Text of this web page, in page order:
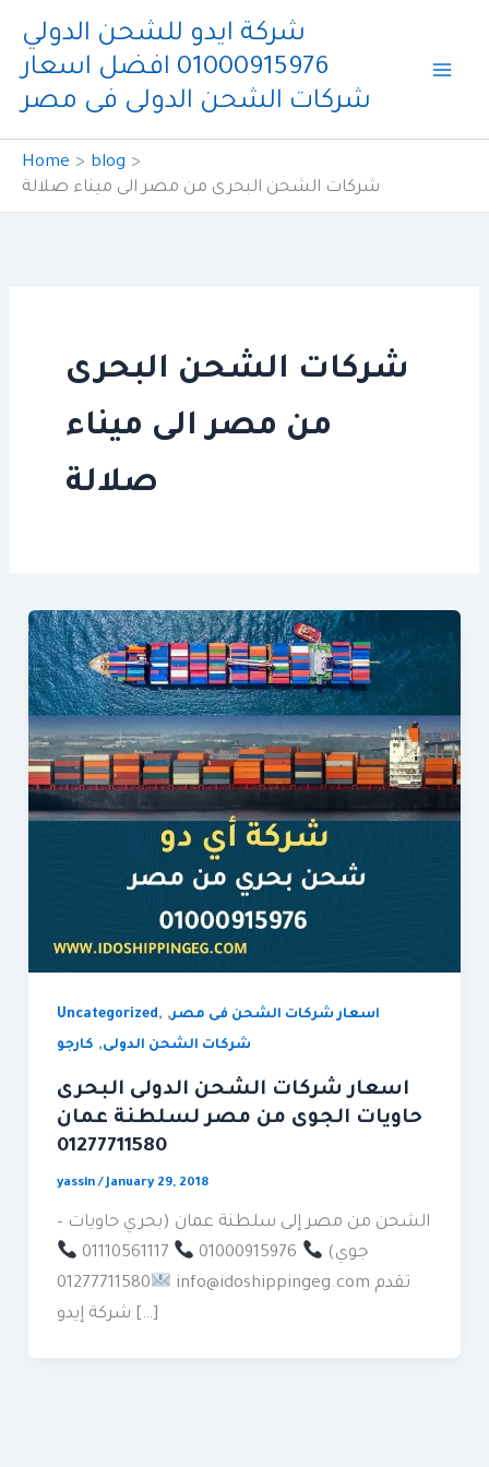
content
شركة ايدو للشحن الدولي
01000915976 افضل اسعار
شركات الشحن الدولى فى مصر
Home
blog
شركات الشحن البحرى من مصر الى ميناء صلالة
شركات الشحن البحرى
من مصر الى ميناء
صلالة
Uncategorized, اسعار شركات الشحن فى مصر,
شركات الشحن الدولى, كارجو
اسعار شركات الشحن الدولى البحرى
حاويات الجوى من مصر لسلطنة عمان
01277711580
yassin/January 29, 2018
الشحن من مصر إلى سلطنة عمان (بحري حاويات –
جوي)
01277711580
info@idoshippingeg.com تقدم
شركة إيدو […]